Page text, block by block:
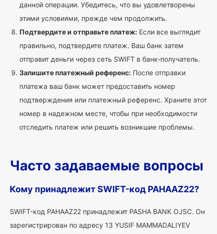
данной операции. Убедитесь, что вы удовлетворены
этими условиями, прежде чем продолжить.
Подтвердите и отправьте платеж: Если все выглядит
правильно, подтвердите платеж. Ваш банк затем
отправит деньги через сеть SWIFT в банк-получатель.
Запишите платежный референс: После отправки
платежа ваш банк может предоставить номер
подтверждения или платежный референс. Храните этот
номер в надежном месте, чтобы при необходимости
отследить платеж или решить возникшие проблемы.
Часто задаваемые вопросы
Кому принадлежит SWIFT-код PAHAAZ22?
SWIFT-код PAHAAZ22 принадлежит PASHA BANK OJSC. Он
зарегистрирован по адресу 13 YUSIF MAMMADALIYEV